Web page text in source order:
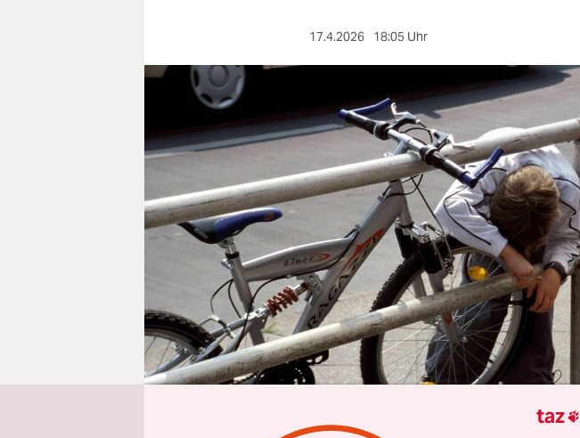
verlag
veranstaltungen
shop
unterstützen
abo
genossenschaft
epaper login
17.4.2026 18:05 Uhr
taz 